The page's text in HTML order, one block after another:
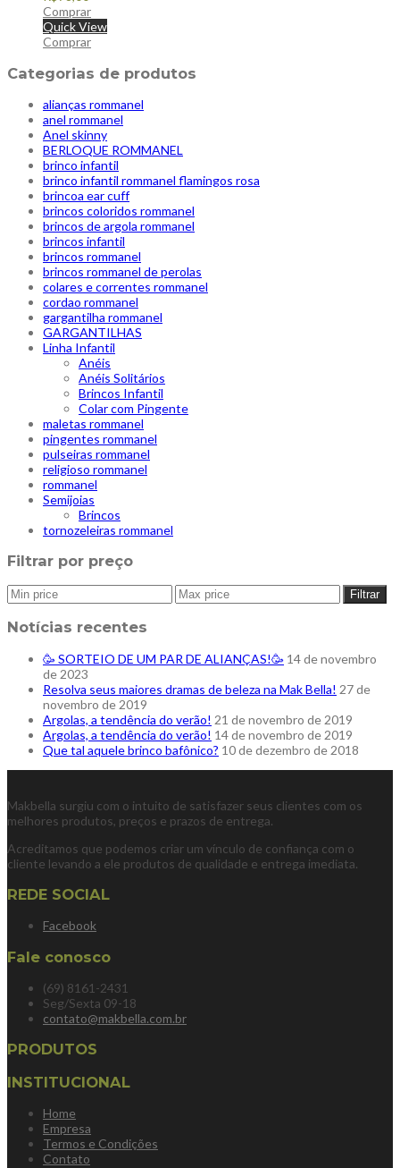
Comprar
Quick View
Comprar
Categorias de produtos
alianças rommanel
anel rommanel
Anel skinny
BERLOQUE ROMMANEL
brinco infantil
brinco infantil rommanel flamingos rosa
brincoa ear cuff
brincos coloridos rommanel
brincos de argola rommanel
brincos infantil
brincos rommanel
brincos rommanel de perolas
colares e correntes rommanel
cordao rommanel
gargantilha rommanel
GARGANTILHAS
Linha Infantil
Anéis
Anéis Solitários
Brincos Infantil
Colar com Pingente
maletas rommanel
pingentes rommanel
pulseiras rommanel
religioso rommanel
rommanel
Semijoias
Brincos
tornozeleiras rommanel
Filtrar por preço
Filtrar
Notícias recentes
🥳 SORTEIO DE UM PAR DE ALIANÇAS!🥳 14 de novembro
de 2023
Resolva seus maiores dramas de beleza na Mak Bella! 27 de
novembro de 2019
Argolas, a tendência do verão!⁠ 21 de novembro de 2019
Argolas, a tendência do verão! 14 de novembro de 2019
Que tal aquele brinco bafônico? 10 de dezembro de 2018
Makbella surgiu com o intuito de satisfazer seus clientes com os
melhores produtos, preços e prazos de entrega.
Acreditamos que podemos criar um vínculo de confiança com o
cliente levando a ele produtos de qualidade e entrega imediata.
REDE SOCIAL
Facebook
Fale conosco
(69) 8161-2431
Seg/Sexta 09-18
contato@makbella.com.br
PRODUTOS
INSTITUCIONAL
Home
Empresa
Termos e Condições
Contato